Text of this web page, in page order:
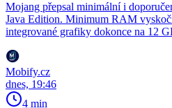
Mojang přepsal minimální i
Java Edition. Minimum RAM
integrované grafiky dokonce na 12
Mobify.cz
dnes, 19:46
4 min